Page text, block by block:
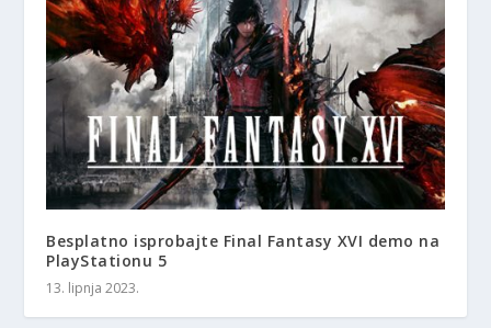
Besplatno isprobajte Final Fantasy XVI demo na
PlayStationu 5
13. lipnja 2023.